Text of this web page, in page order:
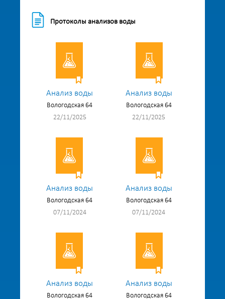
Протоколы анализов воды
Анализ воды
Вологодская 64
22/11/2025
Анализ воды
Вологодская 64
22/11/2025
Анализ воды
Вологодская 64
07/11/2024
Анализ воды
Вологодская 64
07/11/2024
Анализ воды
Вологодская 64
Анализ воды
Вологодская 64